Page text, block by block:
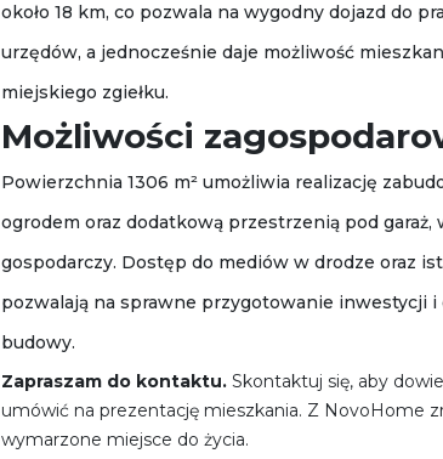
około 18 km, co pozwala na wygodny dojazd do
urzędów, a jednocześnie daje możliwość
miejskiego zgiełku.
Możliwości
Powierzchnia 1306 m² umożliwia realizację
ogrodem oraz dodatkową przestrzenią pod
gospodarczy. Dostęp do mediów w drodze oraz
pozwalają na sprawne przygotowanie inwestycji i
budowy.
Zapraszam do kontaktu. Skontaktuj się, aby
umówić na prezentację mieszkania. Z NovoHome
wymarzone miejsce do życia.